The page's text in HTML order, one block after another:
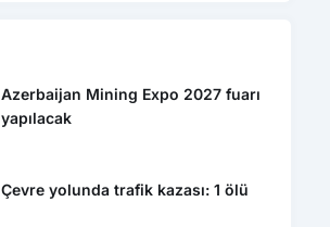
Azerbaijan Mining Expo 2027 fuarı
yapılacak
Çevre yolunda trafik kazası: 1 ölü